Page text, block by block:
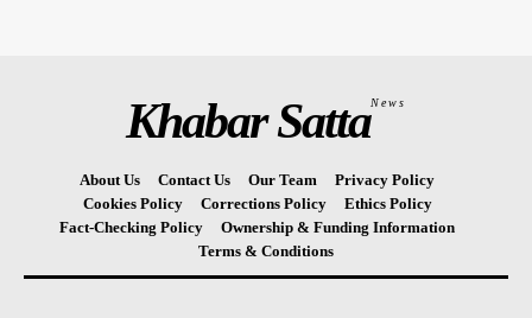
Khabar SattaNews
About Us Contact Us Our Team
Privacy Policy
Cookies Policy
Corrections Policy
Ethics Policy
Fact-Checking Policy
Ownership & Funding Information
Terms & Conditions